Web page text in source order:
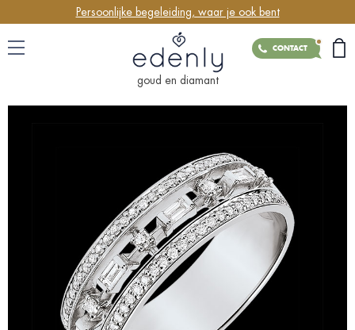
Persoonlijke begeleiding, waar je ook bent
CONTACT
goud en diamant